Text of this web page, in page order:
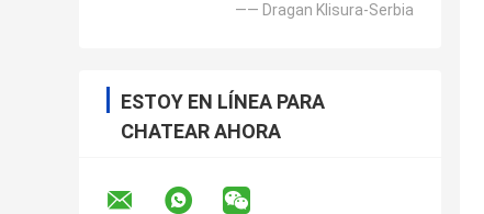
—— Dragan Klisura-Serbia
ESTOY EN LÍNEA PARA
CHATEAR AHORA